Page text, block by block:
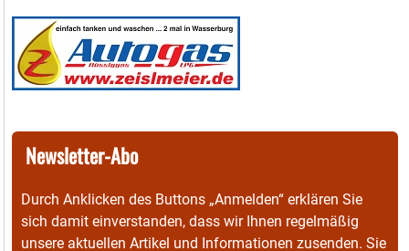
Newsletter-Abo
Durch Anklicken des Buttons „Anmelden“ erklären Sie
sich damit einverstanden, dass wir Ihnen regelmäßig
unsere aktuellen Artikel und Informationen zusenden. Sie